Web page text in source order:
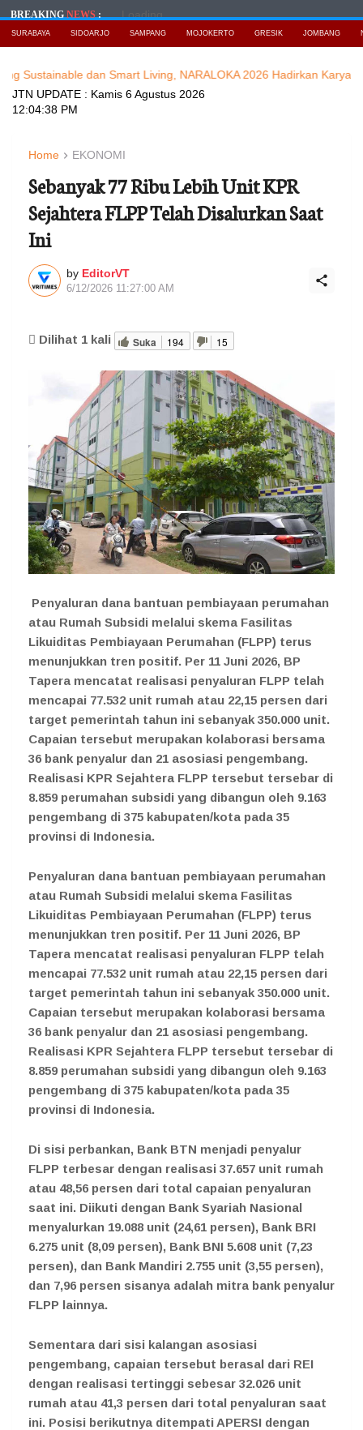
BREAKINGNEWS: Loading...
SURABAYA SIDOARJO SAMPANG MOJOKERTO GRESIK JOMBANG
dan Smart Living, NARALOKA 2026 Hadirkan Karya Terbaik
JTN UPDATE : Kamis 6 Agustus 2026
12:04:40 PM
Home EKONOMI
Sebanyak 77 Ribu Lebih Unit KPR
Sejahtera FLPP Telah Disalurkan Saat
Ini
by EditorVT
6/12/2026 11:27:00 AM
Dilihat 1 kali Suka 194 15
Penyaluran dana bantuan pembiayaan perumahan
atau Rumah Subsidi melalui skema Fasilitas
Likuiditas Pembiayaan Perumahan (FLPP) terus
menunjukkan tren positif. Per 11 Juni 2026, BP
Tapera mencatat realisasi penyaluran FLPP telah
mencapai 77.532 unit rumah atau 22,15 persen dari
target pemerintah tahun ini sebanyak 350.000 unit.
Capaian tersebut merupakan kolaborasi bersama
36 bank penyalur dan 21 asosiasi pengembang.
Realisasi KPR Sejahtera FLPP tersebut tersebar di
8.859 perumahan subsidi yang dibangun oleh 9.163
pengembang di 375 kabupaten/kota pada 35
provinsi di Indonesia.
Penyaluran dana bantuan pembiayaan perumahan
atau Rumah Subsidi melalui skema Fasilitas
Likuiditas Pembiayaan Perumahan (FLPP) terus
menunjukkan tren positif. Per 11 Juni 2026, BP
Tapera mencatat realisasi penyaluran FLPP telah
mencapai 77.532 unit rumah atau 22,15 persen dari
target pemerintah tahun ini sebanyak 350.000 unit.
Capaian tersebut merupakan kolaborasi bersama
36 bank penyalur dan 21 asosiasi pengembang.
Realisasi KPR Sejahtera FLPP tersebut tersebar di
8.859 perumahan subsidi yang dibangun oleh 9.163
pengembang di 375 kabupaten/kota pada 35
provinsi di Indonesia.
Di sisi perbankan, Bank BTN menjadi penyalur
FLPP terbesar dengan realisasi 37.657 unit rumah
atau 48,56 persen dari total capaian penyaluran
saat ini. Diikuti dengan Bank Syariah Nasional
menyalurkan 19.088 unit (24,61 persen), Bank BRI
6.275 unit (8,09 persen), Bank BNI 5.608 unit (7,23
persen), dan Bank Mandiri 2.755 unit (3,55 persen),
dan 7,96 persen sisanya adalah mitra bank penyalur
FLPP lainnya.
Sementara dari sisi kalangan asosiasi
pengembang, capaian tersebut berasal dari REI
dengan realisasi tertinggi sebesar 32.026 unit
rumah atau 41,3 persen dari total penyaluran saat
ini. Posisi berikutnya ditempati APERSI dengan